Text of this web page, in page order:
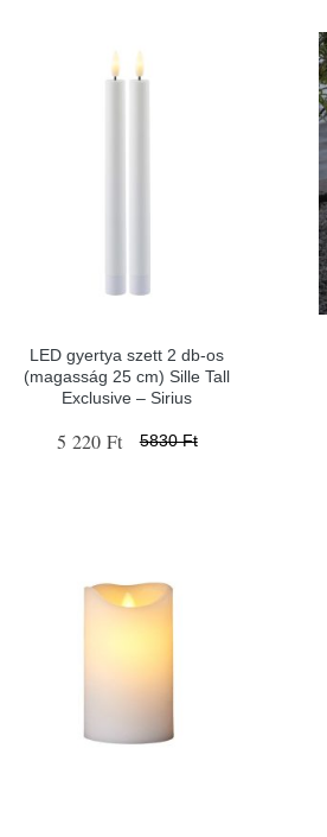
LED gyertya szett 2 db-os
(magasság 25 cm) Sille Tall
Exclusive – Sirius
5 220 Ft 5830 Ft